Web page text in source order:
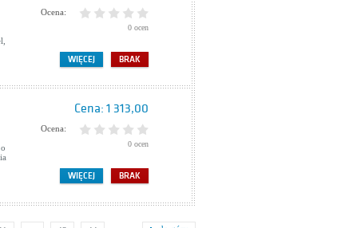
Ocena:
0 ocen
BRAK
WIĘCEJ
Cena: 1 313,00
Ocena:
0 ocen
BRAK
WIĘCEJ